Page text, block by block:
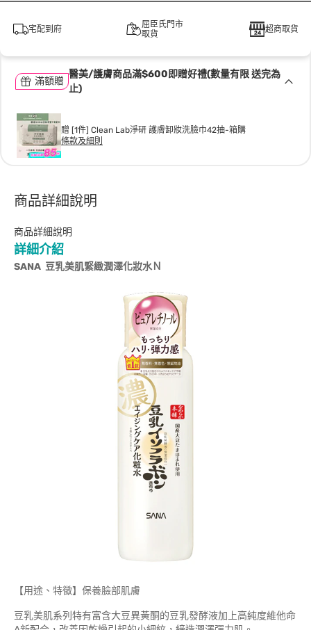
宅配到府
屈臣氏門市
取貨
超商取貨
滿額贈
醫美/護膚商品滿$600即贈好禮(數量有限 送完為
止)
贈 [1件] Clean Lab淨研 護膚卸妝洗臉巾42抽-箱購
條款及細則
商品詳細說明
商品詳細說明
詳細介紹
SANA 豆乳美肌緊緻潤澤化妝水Ｎ
【用途、特徵】保養臉部肌膚
豆乳美肌系列特有富含大豆異黃酮的豆乳發酵液加上高純度維他命